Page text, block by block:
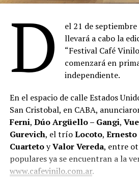
D
el 21 de
llevará a cabo la
“Festival Café
comenzará en
independiente.
En el espacio de calle Estados
San Cristobal, en CABA,
Ferni, Dúo Argüello – Gangi,
Gurevich, el tríoLocoto, Ernesto
CuartetoyValor Vereda, entre
populares ya se encuentran a la
www.cafevinilo.com.ar.